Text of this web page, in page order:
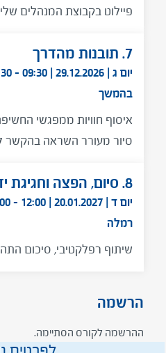
פיילוט בקבוצת המנהלים שלי
7. תובנות מהדרך
בהמשך
איסוף חוויות ממפגשי
סיור מעורר השראה בהקשר
8. סיום, הפצה וחגיגת ידע
רמלה
שיתוף רפלקטיבי, סיכום
הרשמה
ההרשמה לקורס הסתיימה.